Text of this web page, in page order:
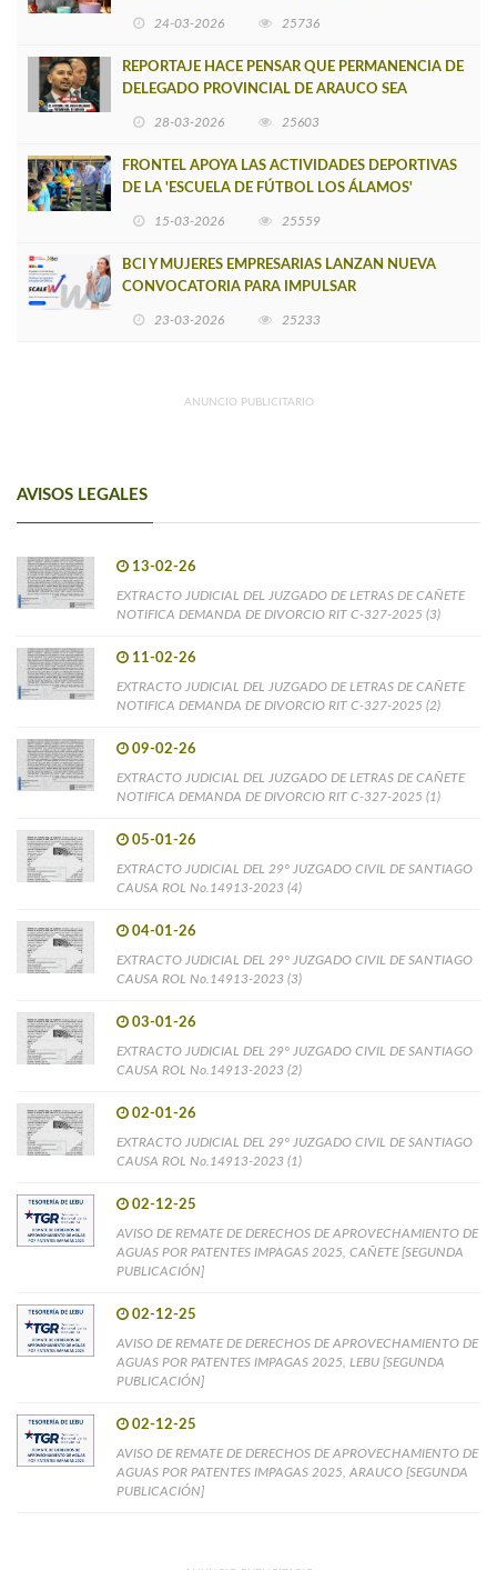
24-03-2026 25736
REPORTAJE HACE PENSAR QUE PERMANENCIA DE
DELEGADO PROVINCIAL DE ARAUCO SEA
28-03-2026 25603
FRONTEL APOYA LAS ACTIVIDADES DEPORTIVAS
DE LA 'ESCUELA DE FÚTBOL LOS ÁLAMOS'
15-03-2026 25559
BCI Y MUJERES EMPRESARIAS LANZAN NUEVA
CONVOCATORIA PARA IMPULSAR
23-03-2026 25233
ANUNCIO PUBLICITARIO
AVISOS LEGALES
13-02-26
EXTRACTO JUDICIAL DEL JUZGADO DE LETRAS DE CAÑETE
NOTIFICA DEMANDA DE DIVORCIO RIT C-327-2025 (3)
11-02-26
EXTRACTO JUDICIAL DEL JUZGADO DE LETRAS DE CAÑETE
NOTIFICA DEMANDA DE DIVORCIO RIT C-327-2025 (2)
09-02-26
EXTRACTO JUDICIAL DEL JUZGADO DE LETRAS DE CAÑETE
NOTIFICA DEMANDA DE DIVORCIO RIT C-327-2025 (1)
05-01-26
EXTRACTO JUDICIAL DEL 29° JUZGADO CIVIL DE SANTIAGO
CAUSA ROL No.14913-2023 (4)
04-01-26
EXTRACTO JUDICIAL DEL 29° JUZGADO CIVIL DE SANTIAGO
CAUSA ROL No.14913-2023 (3)
03-01-26
EXTRACTO JUDICIAL DEL 29° JUZGADO CIVIL DE SANTIAGO
CAUSA ROL No.14913-2023 (2)
02-01-26
EXTRACTO JUDICIAL DEL 29° JUZGADO CIVIL DE SANTIAGO
CAUSA ROL No.14913-2023 (1)
02-12-25
AVISO DE REMATE DE DERECHOS DE APROVECHAMIENTO DE
AGUAS POR PATENTES IMPAGAS 2025, CAÑETE [SEGUNDA
PUBLICACIÓN]
02-12-25
AVISO DE REMATE DE DERECHOS DE APROVECHAMIENTO DE
AGUAS POR PATENTES IMPAGAS 2025, LEBU [SEGUNDA
PUBLICACIÓN]
02-12-25
AVISO DE REMATE DE DERECHOS DE APROVECHAMIENTO DE
AGUAS POR PATENTES IMPAGAS 2025, ARAUCO [SEGUNDA
PUBLICACIÓN]